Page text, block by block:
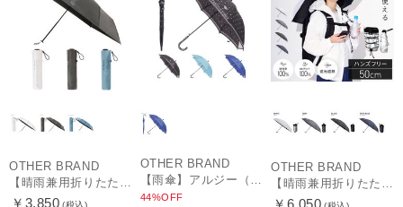
OTHER BRAND
【晴雨兼用折りたたみ日傘】ミズノ（MIZUNO）ワンポイントロゴ 一級遮光99.99% 遮熱 UV99％以上 晴雨兼用 軽量
￥3,850
OTHER BRAND
【雨傘】アルジー（ALGY）ドット 長傘 【公式ムーンバット】 キッズ 子供傘 55cm 58cm 55cmは窓付き
44%OFF
OTHER BRAND
【晴雨兼用折りたたみ日傘】ミズノ（MIZUNO）ハンズフリー 遮光100% 遮熱 UV100％ 軽量